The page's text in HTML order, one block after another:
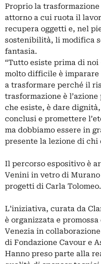
Proprio la
attorno a cui ruota il
recupera oggetti e, nel
sostenibilità, li modifica
fantasia.
“Tutto esiste prima di noi
molto difficile è imparare
a trasformare perché il
trasformazione è
che esiste, è dare
conclusi e promettere
ma dobbiamo essere in
presente la lezione di chi
Il percorso espositivo è
Venini in vetro di
progetti di Carla Tolomeo.
L’iniziativa, curata da
è organizzata e
Venezia in
di Fondazione Cavour e
Hanno preso parte alla